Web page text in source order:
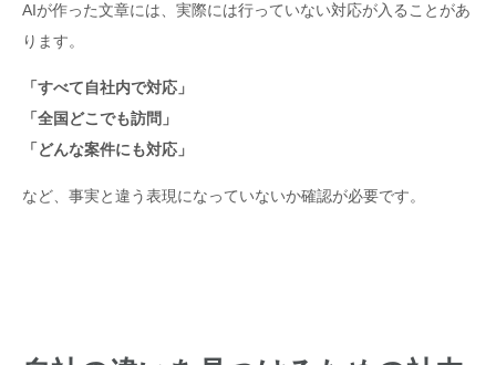
AIが作った文章には、実際には行っていない対応が入ることがあ
ります。
「すべて自社内で対応」
「全国どこでも訪問」
「どんな案件にも対応」
など、事実と違う表現になっていないか確認が必要です。